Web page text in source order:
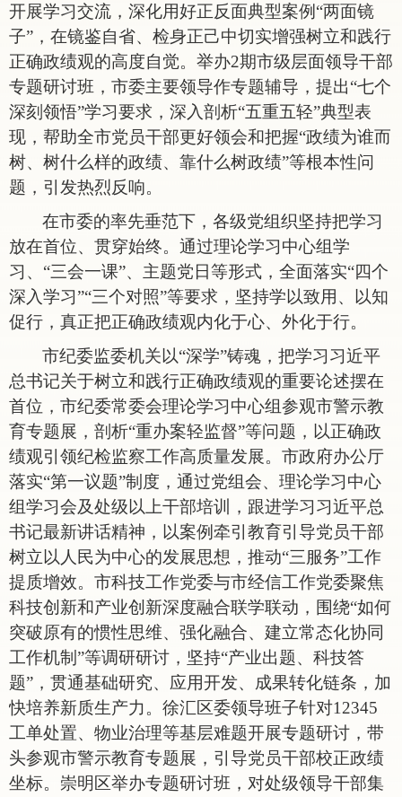
开展学习交流，深化用好正反面典型案例“两面镜
子”，在镜鉴自省、检身正己中切实增强树立和践行
正确政绩观的高度自觉。举办2期市级层面领导干部
专题研讨班，市委主要领导作专题辅导，提出“七个
深刻领悟”学习要求，深入剖析“五重五轻”典型表
现，帮助全市党员干部更好领会和把握“政绩为谁而
树、树什么样的政绩、靠什么树政绩”等根本性问
题，引发热烈反响。
在市委的率先垂范下，各级党组织坚持把学习
放在首位、贯穿始终。通过理论学习中心组学
习、 “三会一课”、主题党日等形式，全面落实“四个
深入学习”“三个对照”等要求，坚持学以致用、以知
促行，真正把正确政绩观内化于心、外化于行。
市纪委监委机关以“深学”铸魂，把学习习近平
总书记关于树立和践行正确政绩观的重要论述摆在
首位，市纪委常委会理论学习中心组参观市警示教
育专题展，剖析“重办案轻监督”等问题，以正确政
绩观引领纪检监察工作高质量发展。市政府办公厅
落实“第一议题”制度，通过党组会、理论学习中心
组学习会及处级以上干部培训，跟进学习习近平总
书记最新讲话精神，以案例牵引教育引导党员干部
树立以人民为中心的发展思想，推动“三服务”工作
提质增效。市科技工作党委与市经信工作党委聚焦
科技创新和产业创新深度融合联学联动，围绕“如何
突破原有的惯性思维、强化融合、建立常态化协同
工作机制”等调研研讨，坚持“产业出题、科技答
题”，贯通基础研究、应用开发、成果转化链条，加
快培养新质生产力。徐汇区委领导班子针对12345
工单处置、物业治理等基层难题开展专题研讨，带
头参观市警示教育专题展，引导党员干部校正政绩
坐标。崇明区举办专题研讨班，对处级领导干部集